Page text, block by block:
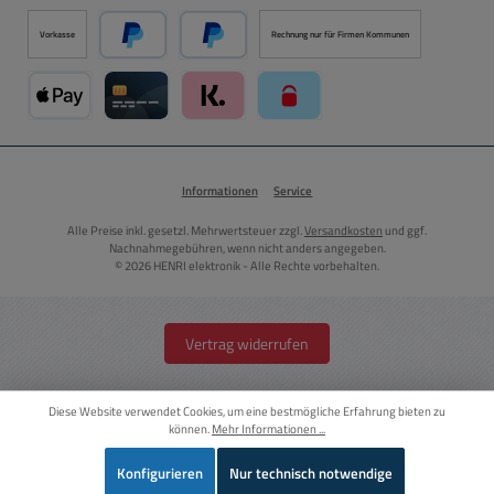
Vorkasse
PayPal Später Bezahlen über PayPal
Rechnung nur für Firmen Kommunen
Informationen Service
Alle Preise inkl. gesetzl. Mehrwertsteuer zzgl.Versandkosten und ggf.
Nachnahmegebühren, wenn nicht anders angegeben.
© 2026 HENRI elektronik - Alle Rechte vorbehalten.
Vertrag widerrufen
Diese Website verwendet Cookies, um eine bestmögliche Erfahrung bieten zu
können.Mehr Informationen ...
Nur technisch notwendige
Konfigurieren